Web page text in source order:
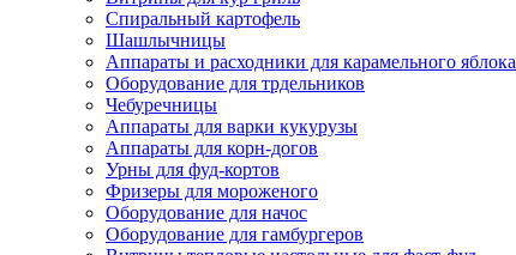
Спиральный картофель
Шашлычницы
Аппараты и расходники для карамельного яблока
Оборудование для трдельников
Чебуречницы
Аппараты для варки кукурузы
Аппараты для корн-догов
Урны для фуд-кортов
Фризеры для мороженого
Оборудование для начос
Оборудование для гамбургеров